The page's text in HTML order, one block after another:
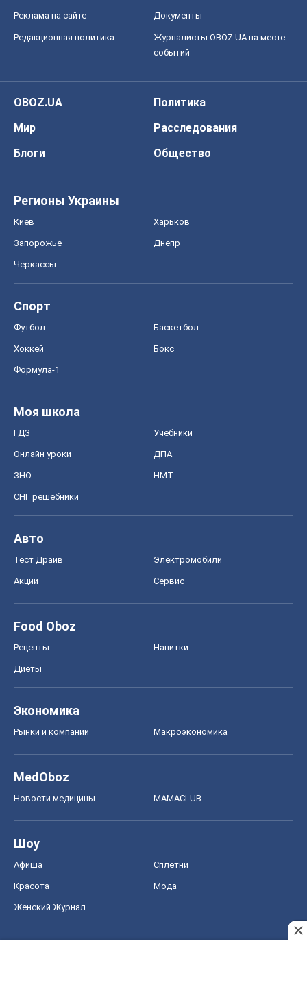
Реклама на сайте Документы
Редакционная политика
Журналисты OBOZ.UA на месте
событий
OBOZ.UA
Политика
Мир
Расследования
Блоги
Общество
Регионы Украины
Киев Харьков
Запорожье Днепр
Черкассы
Спорт
Футбол Баскетбол
Хоккей Бокс
Формула-1
Моя школа
ГДЗ Учебники
Онлайн уроки ДПА
ЗНО НМТ
СНГ решебники
Авто
Тест Драйв Электромобили
Акции Сервис
Food Oboz
Рецепты Напитки
Диеты
Экономика
Рынки и компании Mакроэкономика
MedOboz
Новости медицины MAMACLUB
Шоу
Афиша Сплетни
Красота Мода
Женский Журнал